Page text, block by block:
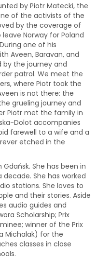
by Piotr Matecki, the
of the activists of the
by the coverage of
Norway for Poland
one of his
Aveen, Baravan, and
by the journey and
patrol. We meet the
where Piotr took the
is not there: the
grueling journey and
Piotr met the family in
Dolot accompanies
farewell to a wife and a
etched in the
She has been in
She has worked
stations. She loves to
and their stories. Aside
audio guides and
Scholarship; Prix
winner of the Prix
Michalak) for the
classes in close